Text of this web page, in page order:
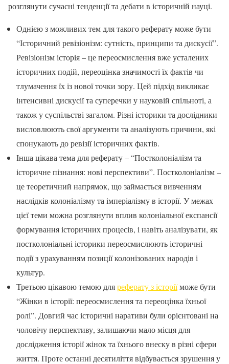
розглянути сучасні тенденції та дебати в історичній науці.
Однією з можливих тем для такого реферату може бути
“Історичний ревізіонізм: сутність, принципи та дискусії”.
Ревізіонізм історія – це переосмислення вже усталених
історичних подій, переоцінка значимості їх фактів чи
тлумачення їх із нової точки зору. Цей підхід викликає
інтенсивні дискусії та суперечки у науковій спільноті, а
також у суспільстві загалом. Різні історики та дослідники
висловлюють свої аргументи та аналізують причини, які
спонукають до ревізії історичних фактів.
Інша цікава тема для реферату – “Постколоніалізм та
історичне пізнання: нові перспективи”. Постколоніалізм –
це теоретичний напрямок, що займається вивченням
наслідків колоніалізму та імперіалізму в історії. У межах
цієї теми можна розглянути вплив колоніальної експансії
формування історичних процесів, і навіть аналізувати, як
постколоніальні історики переосмислюють історичні
події з урахуванням позиції колонізованих народів і
культур.
Третьою цікавою темою дляреферату з історіїможе бути
“Жінки в історії: переосмислення та переоцінка їхньої
ролі”. Довгий час історичні наративи були орієнтовані на
чоловічу перспективу, залишаючи мало місця для
дослідження історії жінок та їхнього внеску в різні сфери
життя. Проте останні десятиліття відбувається зрушення у